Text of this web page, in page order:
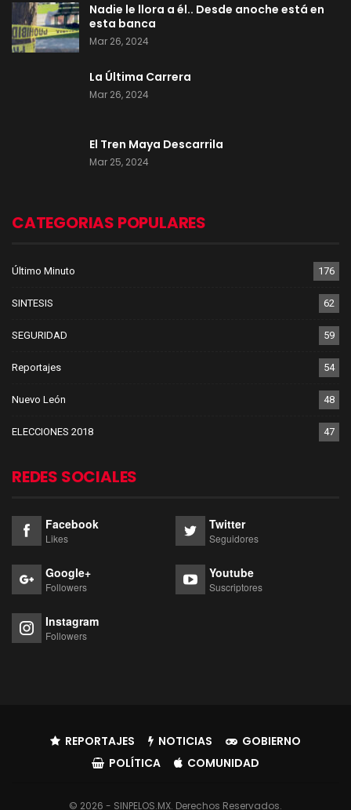
Nadie le llora a él.. Desde anoche está en
esta banca
Mar 26, 2024
La Última Carrera
Mar 26, 2024
El Tren Maya Descarrila
Mar 25, 2024
CATEGORIAS POPULARES
Último Minuto 176
SINTESIS 62
SEGURIDAD 59
Reportajes 54
Nuevo León 48
ELECCIONES 2018 47
REDES SOCIALES
Facebook
Likes
Twitter
Seguidores
Google+
Followers
Youtube
Suscriptores
Instagram
Followers
REPORTAJES NOTICIAS
GOBIERNO
POLÍTICA
COMUNIDAD
© 2026 - SINPELOS.MX. Derechos Reservados.